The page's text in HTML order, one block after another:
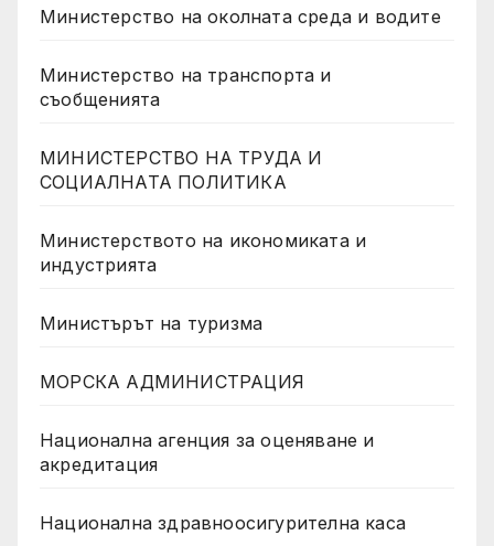
Министерство на околната среда и водите
Министерство на транспорта и
съобщенията
МИНИСТЕРСТВО НА ТРУДА И
СОЦИАЛНАТА ПОЛИТИКА
Министерството на икономиката и
индустрията
Министърът на туризма
МОРСКА АДМИНИСТРАЦИЯ
Национална агенция за оценяване и
акредитация
Национална здравноосигурителна каса